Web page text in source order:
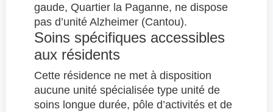
gaude, Quartier la Paganne, ne dispose
pas d’unité Alzheimer (Cantou).
Soins spécifiques accessibles
aux résidents
Cette résidence ne met à disposition
aucune unité spécialisée type unité de
soins longue durée, pôle d’activités et de